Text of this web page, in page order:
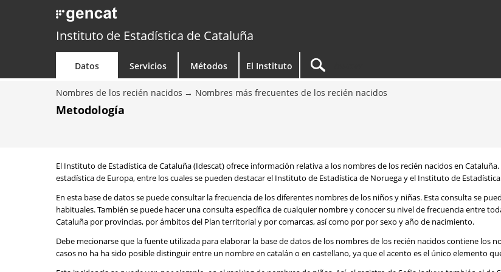
Instituto de Estadística de Cataluña
Datos Servicios Métodos El Instituto
Nombres de los recién nacidos Nombres más frecuentes de los recién nacidos
Metodología
El Instituto de Estadística de Cataluña (Idescat) ofrece información relativa a los nombres de los recién nacidos en
estadística de Europa, entre los cuales se pueden destacar el Instituto de Estadística de Noruega y el Instituto de
En esta base de datos se puede consultar la frecuencia de los diferentes nombres de los niños y niñas. Esta consulta se
habituales. También se puede hacer una consulta específica de cualquier nombre y conocer su nivel de frecuencia entre
Cataluña por provincias, por ámbitos del Plan territorial y por comarcas, así como por por sexo y año de nacimiento.
Debe mecionarse que la fuente utilizada para elaborar la base de datos de los nombres de los recién nacidos contiene los
casos no ha ha sido posible distinguir entre un nombre en catalán o en castellano, ya que el acento es el único elemento